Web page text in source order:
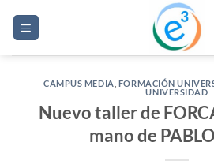
CAMPUS MEDIA FORMACIÓN
UNIVERSIDAD
Nuevo taller de
mano de